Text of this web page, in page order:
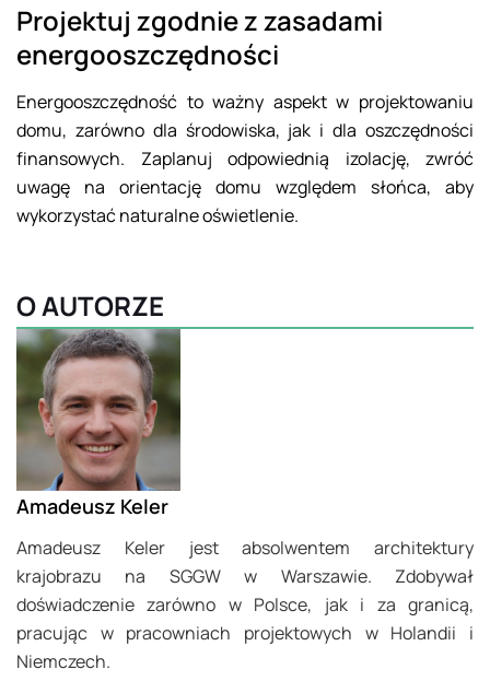
Projektuj zgodnie z zasadami
energooszczędności
Energooszczędność to ważny aspekt w projektowaniu
domu, zarówno dla środowiska, jak i dla oszczędności
finansowych. Zaplanuj odpowiednią izolację, zwróć
uwagę na orientację domu względem słońca, aby
wykorzystać naturalne oświetlenie.
O AUTORZE
Amadeusz Keler
Amadeusz Keler jest absolwentem architektury
krajobrazu na SGGW w Warszawie. Zdobywał
doświadczenie zarówno w Polsce, jak i za granicą,
pracując w pracowniach projektowych w Holandii i
Niemczech.